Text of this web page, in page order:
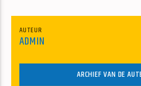
AUTEUR
ADMIN
ARCHIEF VAN DE